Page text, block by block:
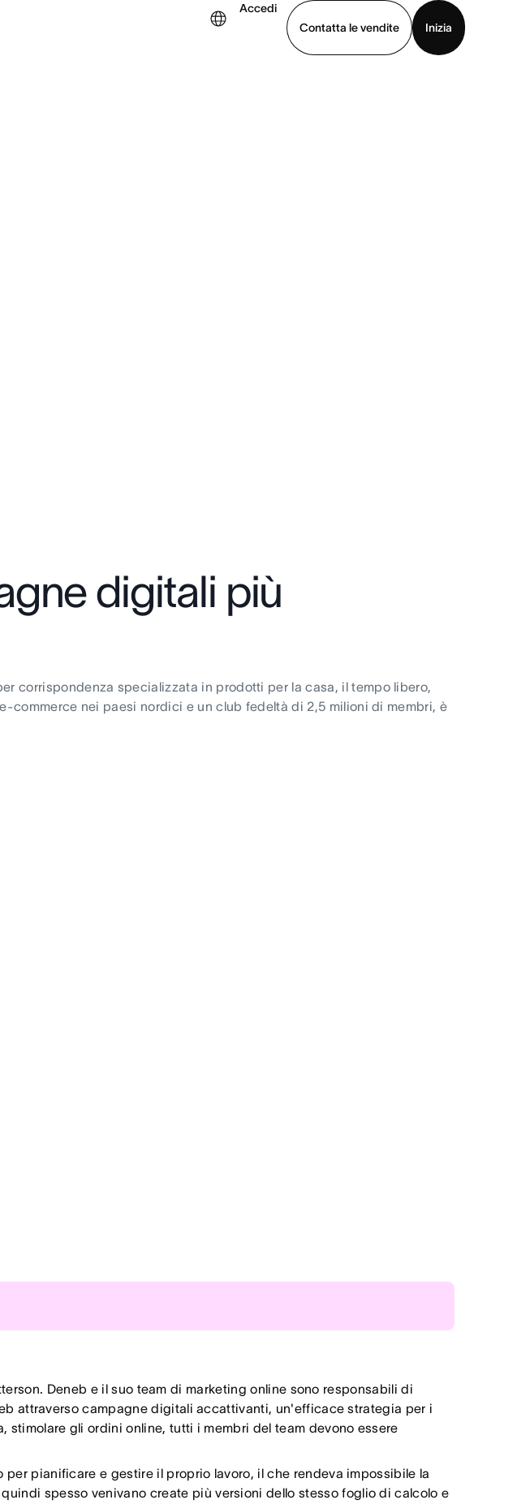
Accedi
Contatta le vendite
Inizia
digitali più
corrispondenza specializzata in prodotti per la casa, il tempo libero,
commerce nei paesi nordici e un club fedeltà di 2,5 milioni di membri, è
con le stesse informazioni
hanno un quadro chiaro degli obiettivi e delle priorità regionali
Deneb e il suo team di marketing online sono responsabili di
attraverso campagne digitali accattivanti, un'efficace strategia per i
gli ordini online, tutti i membri del team devono essere
pianificare e gestire il proprio lavoro, il che rendeva impossibile la
spesso venivano create più versioni dello stesso foglio di calcolo e